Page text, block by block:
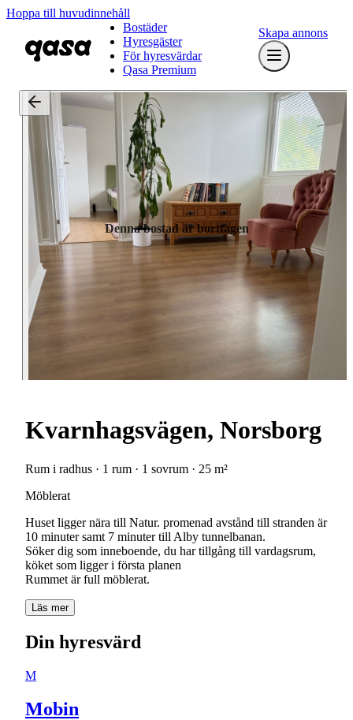
Hoppa till huvudinnehåll
Bostäder
Hyresgäster
För hyresvärdar
Qasa Premium
Skapa annons
Denna bostad är borttagen
Kvarnhagsvägen, Norsborg
Rum i radhus · 1 rum · 1 sovrum · 25 m²
Möblerat
Huset ligger nära till Natur. promenad avstånd till stranden är
10 minuter samt 7 minuter till Alby tunnelbanan.
Söker dig som inneboende, du har tillgång till vardagsrum,
köket som ligger i första planen
Rummet är full möblerat.
Läs mer
Din hyresvärd
M
Mobin